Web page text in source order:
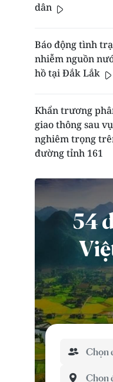
dân
Báo động tình
nhiễm nguồn
hồ tại Đắk Lắk
Khẩn trương
giao thông sau
nghiêm trọng
đường tỉnh 161
54